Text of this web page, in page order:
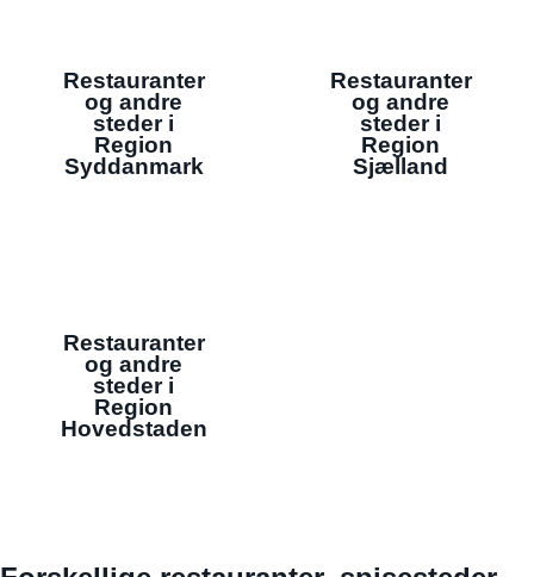
Restauranter
og andre
steder i
Region
Syddanmark
Restauranter
og andre
steder i
Region
Sjælland
Restauranter
og andre
steder i
Region
Hovedstaden